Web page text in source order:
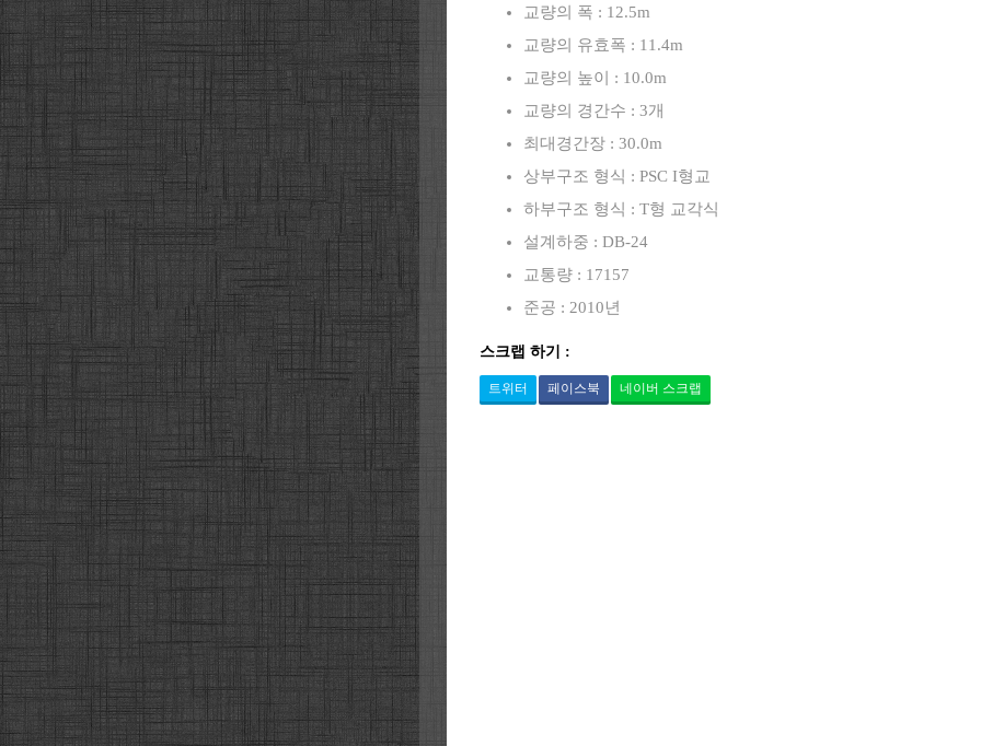
교량의 폭 : 12.5m
교량의 유효폭 : 11.4m
교량의 높이 : 10.0m
교량의 경간수 : 3개
최대경간장 : 30.0m
상부구조 형식 : PSC I형교
하부구조 형식 : T형 교각식
설계하중 : DB-24
교통량 : 17157
준공 : 2010년
스크랩 하기 :
트위터 페이스북 네이버 스크랩